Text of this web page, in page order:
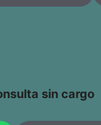
sin cargo